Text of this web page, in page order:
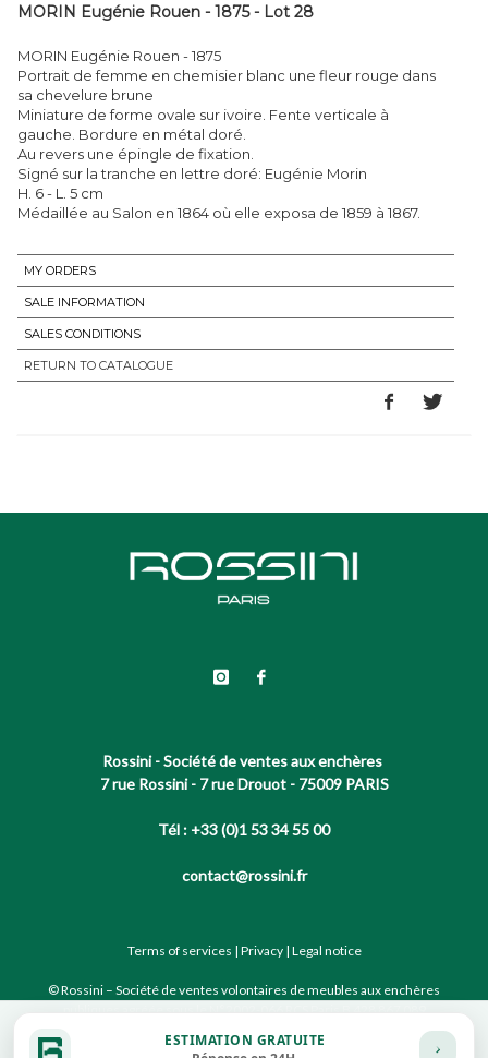
MORIN Eugénie Rouen - 1875 - Lot 28
MORIN Eugénie Rouen - 1875
Portrait de femme en chemisier blanc une fleur rouge dans
sa chevelure brune
Miniature de forme ovale sur ivoire. Fente verticale à
gauche. Bordure en métal doré.
Au revers une épingle de fixation.
Signé sur la tranche en lettre doré: Eugénie Morin
H. 6 - L. 5 cm
Médaillée au Salon en 1864 où elle exposa de 1859 à 1867.
MY ORDERS
SALE INFORMATION
SALES CONDITIONS
RETURN TO CATALOGUE
Rossini - Société de ventes aux enchères
7 rue Rossini - 7 rue Drouot - 75009 PARIS
Tél : +33 (0)1 53 34 55 00
contact@rossini.fr
Terms of services | Privacy| Legal notice
© Rossini – Société de ventes volontaires de meubles aux enchères
ESTIMATION GRATUITE